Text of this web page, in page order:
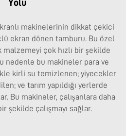
Yolu
makinelerinin dikkat çekici
ekran dönen tamburu. Bu özel
malzemeyi çok hızlı bir şekilde
nedenle bu makineler para ve
kirli su temizlenen; yiyecekler
ve tarım yapıldığı yerlerde
Bu makineler, çalışanlara daha
şekilde çalışmayı sağlar.